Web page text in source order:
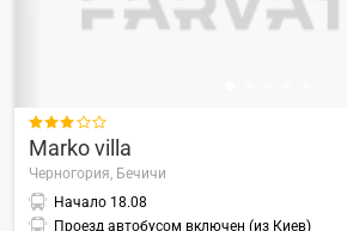

Marko villa
Черногория, Бечичи
Начало 18.08
Проезд автобусом включен (из Киев)